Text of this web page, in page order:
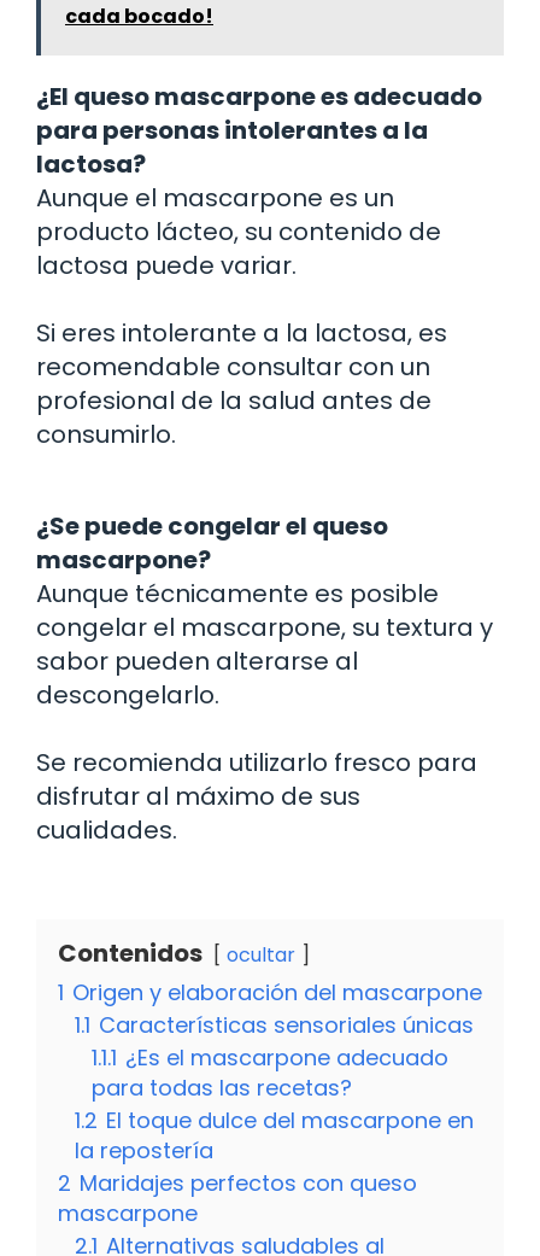
cada bocado!
¿El queso mascarpone es adecuado
para personas intolerantes a la
lactosa?
Aunque el mascarpone es un
producto lácteo, su contenido de
lactosa puede variar.
Si eres intolerante a la lactosa, es
recomendable consultar con un
profesional de la salud antes de
consumirlo.
¿Se puede congelar el queso
mascarpone?
Aunque técnicamente es posible
congelar el mascarpone, su textura y
sabor pueden alterarse al
descongelarlo.
Se recomienda utilizarlo fresco para
disfrutar al máximo de sus
cualidades.
Contenidos ocultar
1 Origen y elaboración del mascarpone
1.1 Características sensoriales únicas
1.1.1 ¿Es el mascarpone adecuado
para todas las recetas?
1.2 El toque dulce del mascarpone en
la repostería
2 Maridajes perfectos con queso
mascarpone
2.1 Alternativas saludables al